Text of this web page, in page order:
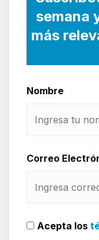
semana
más
Nombre
Correo
Acepta los